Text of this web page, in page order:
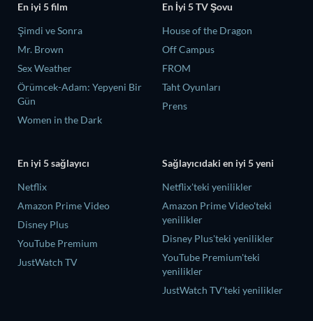
En iyi 5 film
Şimdi ve Sonra
Mr. Brown
Sex Weather
Örümcek-Adam: Yepyeni Bir
Gün
Women in the Dark
En İyi 5 TV Şovu
House of the Dragon
Off Campus
FROM
Taht Oyunları
Prens
En iyi 5 sağlayıcı
Netflix
Amazon Prime Video
Disney Plus
YouTube Premium
JustWatch TV
Sağlayıcıdaki en iyi 5 yeni
Netflix'teki yenilikler
Amazon Prime Video'teki
yenilikler
Disney Plus'teki yenilikler
YouTube Premium'teki
yenilikler
JustWatch TV'teki yenilikler